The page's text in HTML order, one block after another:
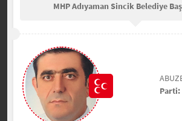
MHP Adıyaman Sincik Belediye
Parti: